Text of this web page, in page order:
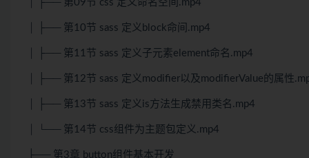
│ ├── 第09节 css 定义命名空间.mp4
│ ├── 第10节 sass 定义block命间.mp4
│ ├── 第11节 sass 定义子元素element命名.mp4
│ ├── 第12节 sass 定义modifier以及modifierValue的属性
│ ├── 第13节 sass 定义is方法生成禁用类名.mp4
│ └── 第14节 css组件为主题包定义.mp4
├── 第3章 button组件基本开发